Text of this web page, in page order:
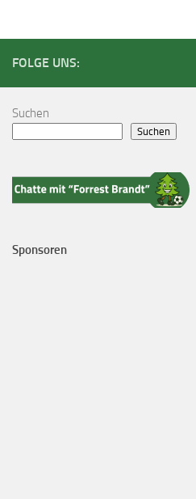
FOLGE UNS:
Suchen
Suchen
Sponsoren